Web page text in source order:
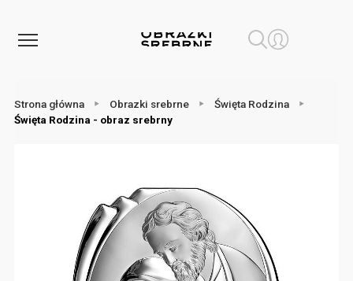
Strona główna Obrazki srebrne
Święta Rodzina
Święta Rodzina - obraz srebrny